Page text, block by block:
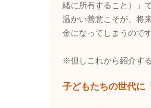
緒に所有すること）」
温かい善意こそが、将
金になってしまうのです
※但しこれから紹介す
子どもたちの世代に